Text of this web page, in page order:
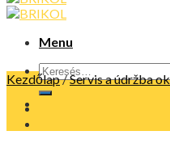
Menu
Kezdőlap/Servis a údržba